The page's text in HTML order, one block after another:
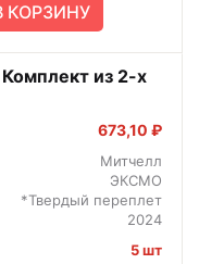
КОРЗИНУ
из 2-х
673,10 ₽
Митчелл
ЭКСМО
*Твердый переплет
2024
5 шт